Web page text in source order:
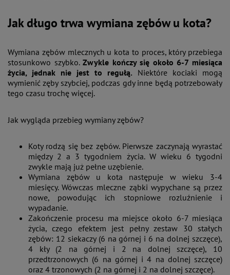
Jak długo trwa wymiana zębów u kota?
Wymiana zębów mlecznych u kota to proces, który przebiega
stosunkowo szybko.Zwykle kończy się około 6-7 miesiąca
życia, jednak nie jest to regułą. Niektóre kociaki mogą
wymienić zęby szybciej, podczas gdy inne będą potrzebowały
tego czasu trochę więcej.
Jak wygląda przebieg wymiany zębów?
Koty rodzą się bez zębów. Pierwsze zaczynają wyrastać
między 2 a 3 tygodniem życia. W wieku 6 tygodni
zwykle mają już pełne uzębienie.
Wymiana zębów u kota następuje w wieku 3-4
miesięcy. Wówczas mleczne ząbki wypychane są przez
nowe, powodując ich stopniowe rozluźnienie i
wypadanie.
Zakończenie procesu ma miejsce około 6-7 miesiąca
życia, czego efektem jest pełny zestaw 30 stałych
zębów: 12 siekaczy (6 na górnej i 6 na dolnej szczęce),
4 kły (2 na górnej i 2 na dolnej szczęce), 10
przedtrzonowych (6 na górnej i 4 na dolnej szczęce)
oraz 4 trzonowych (2 na górnej i 2 na dolnej szczęce).